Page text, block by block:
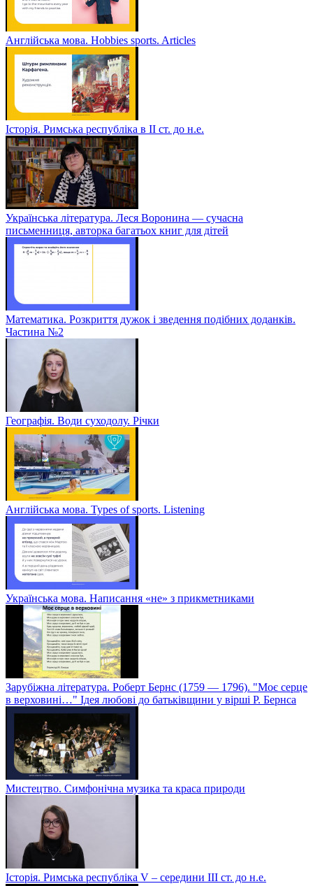
Англійська мова. Hobbies sports. Articles
Історія. Римська республіка в ІІ ст. до н.е.
Українська література. Леся Воронина — сучасна
письменниця, авторка багатьох книг для дітей
Математика. Розкриття дужок і зведення подібних доданків.
Частина №2
Географія. Води суходолу. Річки
Англійська мова. Types of sports. Listening
Українська мова. Написання «не» з прикметниками
Зарубіжна література. Роберт Бернс (1759 — 1796). "Моє серце
в верховині…" Ідея любові до батьківщини у вірші Р. Бернса
Мистецтво. Симфонічна музика та краса природи
Історія. Римська республіка V – середини ІІІ ст. до н.е.